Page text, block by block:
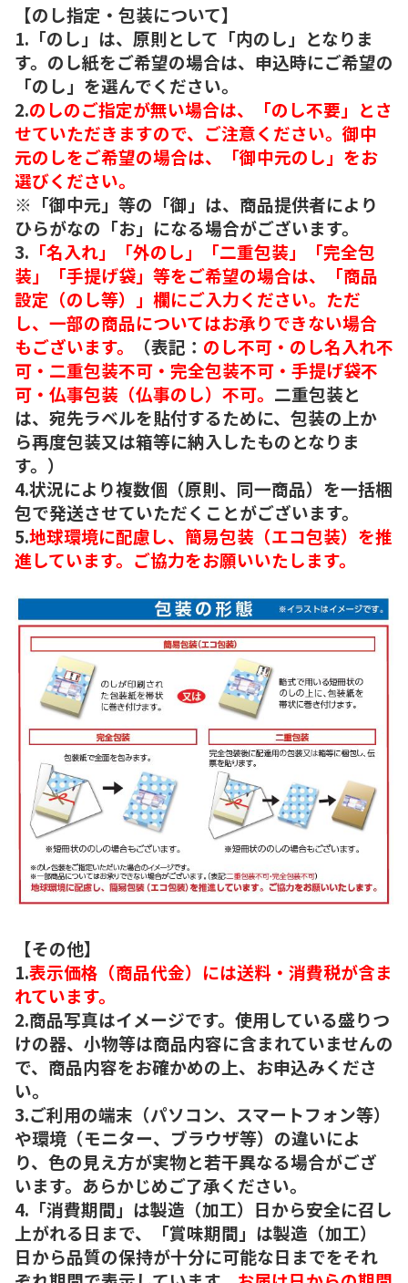
【のし指定・包装について】
1.「のし」は、原則として「内のし」となりま
す。のし紙をご希望の場合は、申込時にご希望の
「のし」を選んでください。
2.のしのご指定が無い場合は、「のし不要」とさ
せていただきますので、ご注意ください。御中
元のしをご希望の場合は、「御中元のし」をお
選びください。
※「御中元」等の「御」は、商品提供者により
ひらがなの「お」になる場合がございます。
3. 「名入れ」「外のし」「二重包装」「完全包
装」「手提げ袋」等をご希望の場合は、「商品
設定（のし等）」欄にご入力ください。ただ
し、一部の商品についてはお承りできない場合
もございます。
（表記： のし不可・のし名入れ不
可・二重包装不可・完全包装不可・手提げ袋不
可・仏事包装（仏事のし）不可。 二重包装と
は、宛先ラベルを貼付するために、包装の上か
ら再度包装又は箱等に納入したものとなりま
す。）
4.状況により複数個（原則、同一商品）を一括梱
包で発送させていただくことがございます。
5.地球環境に配慮し、簡易包装（エコ包装）を推
進しています。ご協力をお願いいたします。
【その他】
1.表示価格（商品代金）には送料・消費税が含ま
れています。
2.商品写真はイメージです。使用している盛りつ
けの器、小物等は商品内容に含まれていませんの
で、商品内容をお確かめの上、お申込みくださ
い。
3.ご利用の端末（パソコン、スマートフォン等）
や環境（モニター、ブラウザ等）の違いによ
り、色の見え方が実物と若干異なる場合がござ
います。あらかじめご了承ください。
4.「消費期間」は製造（加工）日から安全に召し
上がれる日まで、「賞味期間」は製造（加工）
日から品質の保持が十分に可能な日までをそれ